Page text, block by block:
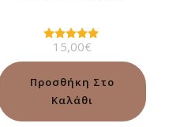
Βαθμολογήθηκε
από 5
15,00€
Προσθήκη Στο
Καλάθι